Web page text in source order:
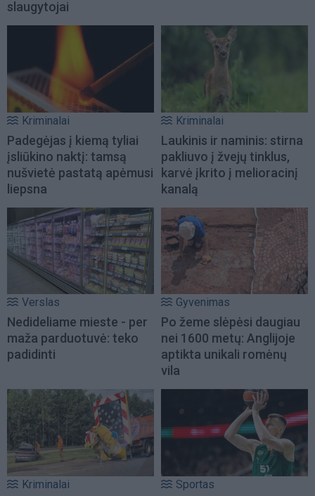
slaugytojai
Kriminalai
Padegėjas į kiemą tyliai
įsliūkino naktį: tamsą
nušvietė pastatą apėmusi
liepsna
Kriminalai
Laukinis ir naminis: stirna
pakliuvo į žvejų tinklus,
karvė įkrito į melioracinį
kanalą
Verslas
Nedideliame mieste - per
maža parduotuvė: teko
padidinti
Gyvenimas
Po žeme slėpėsi daugiau
nei 1600 metų: Anglijoje
aptikta unikali romėnų
vila
Kriminalai Sportas